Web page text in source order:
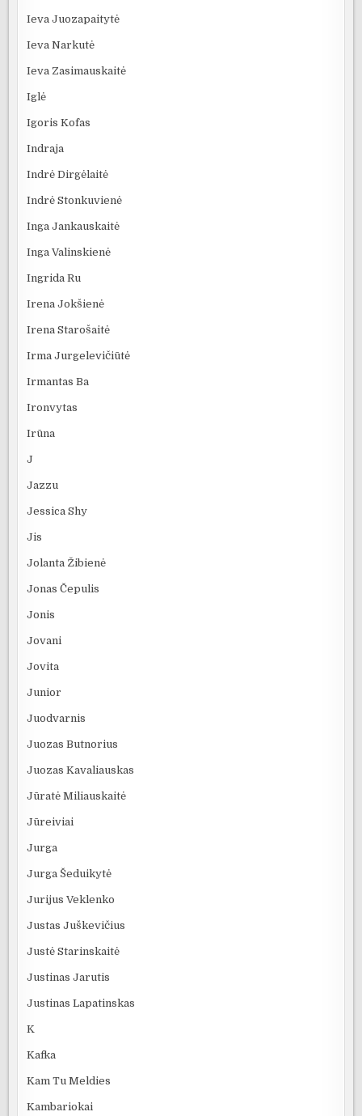
Ieva Juozapaitytė
Ieva Narkutė
Ieva Zasimauskaitė
Iglė
Igoris Kofas
Indraja
Indrė Dirgėlaitė
Indrė Stonkuvienė
Inga Jankauskaitė
Inga Valinskienė
Ingrida Ru
Irena Jokšienė
Irena Starošaitė
Irma Jurgelevičiūtė
Irmantas Ba
Ironvytas
Irūna
J
Jazzu
Jessica Shy
Jis
Jolanta Žibienė
Jonas Čepulis
Jonis
Jovani
Jovita
Junior
Juodvarnis
Juozas Butnorius
Juozas Kavaliauskas
Jūratė Miliauskaitė
Jūreiviai
Jurga
Jurga Šeduikytė
Jurijus Veklenko
Justas Juškevičius
Justė Starinskaitė
Justinas Jarutis
Justinas Lapatinskas
K
Kafka
Kam Tu Meldies
Kambariokai